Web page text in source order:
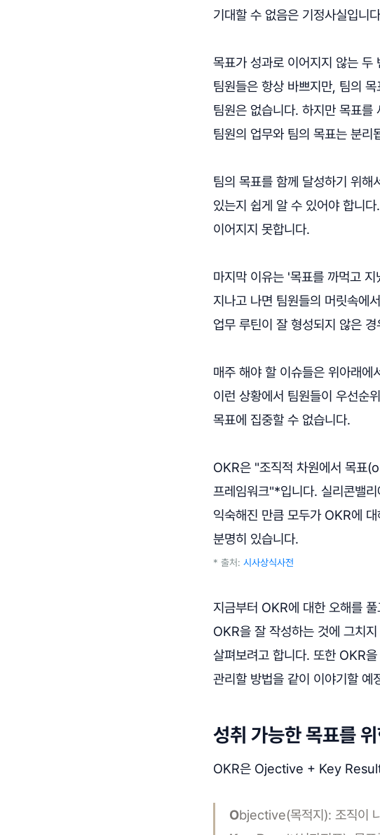
기대할 수 없음은 기정사실입니
목표가 성과로 이어지지 않는 두
팀원들은 항상 바쁘지만, 팀의
팀원은 없습니다. 하지만 목표를
팀원의 업무와 팀의 목표는 분리
팀의 목표를 함께 달성하기 위해
있는지 쉽게 알 수 있어야 합니
이어지지 못합니다.
마지막 이유는 '목표를 까먹고
지나고 나면 팀원들의 머릿속에
업무 루틴이 잘 형성되지 않은
매주 해야 할 이슈들은 위아래에
이런 상황에서 팀원들이 우선순
목표에 집중할 수 없습니다.
OKR은 "조직적 차원에서 목표
프레임워크"*입니다. 실리콘밸
익숙해진 만큼 모두가 OKR에
분명히 있습니다.
* 출처: 시사상식사전
지금부터 OKR에 대한 오해를
OKR을 잘 작성하는 것에 그치
살펴보려고 합니다. 또한 OKR
관리할 방법을 같이 이야기할 예
성취 가능한 목표를
OKR은 Ojective + Key Result
Objective(목적지): 조직이